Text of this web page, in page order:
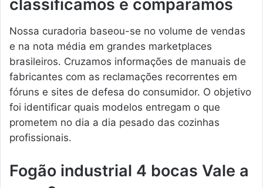
classificamos e comparamos
Nossa curadoria baseou-se no volume de vendas
e na nota média em grandes marketplaces
brasileiros. Cruzamos informações de manuais de
fabricantes com as reclamações recorrentes em
fóruns e sites de defesa do consumidor. O objetivo
foi identificar quais modelos entregam o que
prometem no dia a dia pesado das cozinhas
profissionais.
Fogão industrial 4 bocas Vale a